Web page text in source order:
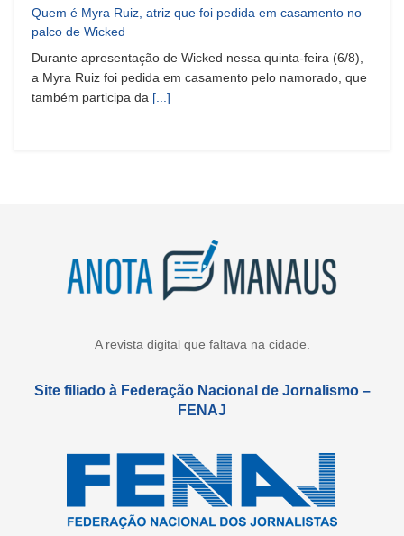
Quem é Myra Ruiz, atriz que foi pedida em casamento no
palco de Wicked
Durante apresentação de Wicked nessa quinta-feira (6/8),
a Myra Ruiz foi pedida em casamento pelo namorado, que
também participa da [...]
A revista digital que faltava na cidade.
Site filiado à Federação Nacional de Jornalismo –
FENAJ